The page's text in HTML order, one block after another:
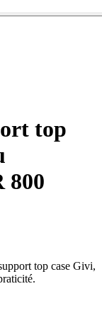
top
800
top case Givi,